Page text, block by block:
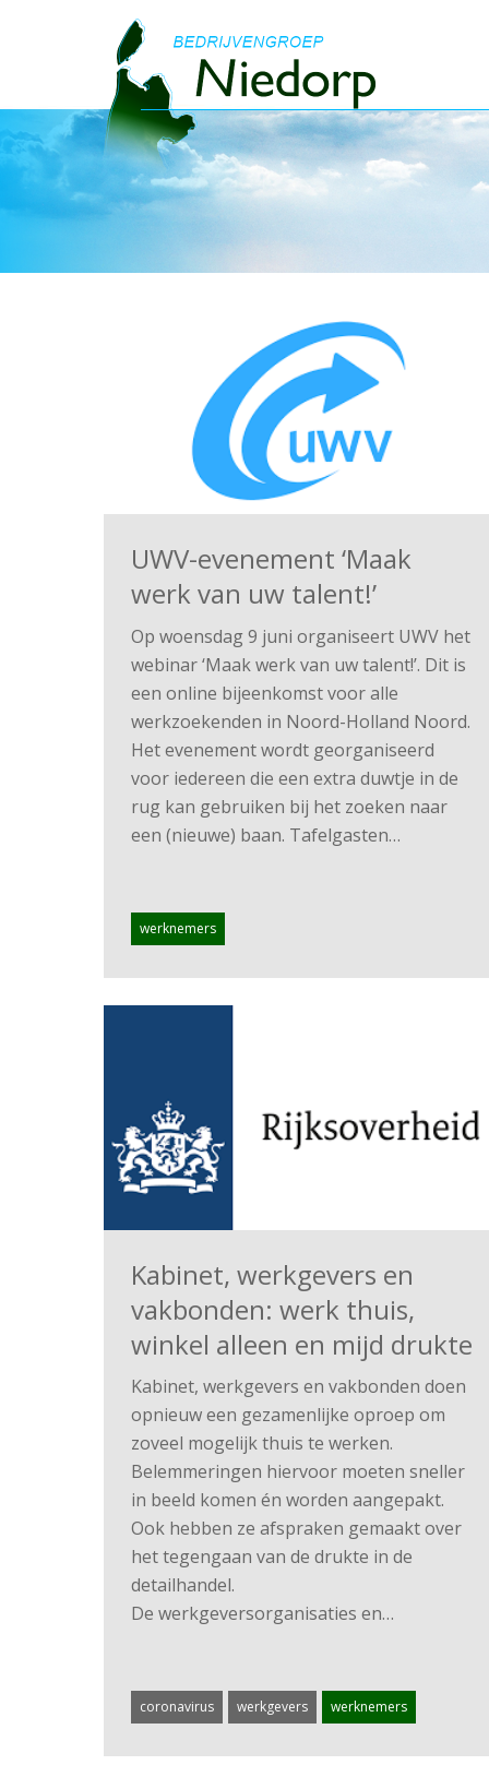
UWV-evenement ‘Maak
werk van uw talent!’
Op woensdag 9 juni organiseert UWV het
webinar ‘Maak werk van uw talent!’. Dit is
een online bijeenkomst voor alle
werkzoekenden in Noord-Holland Noord.
Het evenement wordt georganiseerd
voor iedereen die een extra duwtje in de
rug kan gebruiken bij het zoeken naar
een (nieuwe) baan. Tafelgasten…
werknemers
Kabinet, werkgevers en
vakbonden: werk thuis,
winkel alleen en mijd drukte
Kabinet, werkgevers en vakbonden doen
opnieuw een gezamenlijke oproep om
zoveel mogelijk thuis te werken.
Belemmeringen hiervoor moeten sneller
in beeld komen én worden aangepakt.
Ook hebben ze afspraken gemaakt over
het tegengaan van de drukte in de
detailhandel.
De werkgeversorganisaties en…
coronavirus werkgevers werknemers